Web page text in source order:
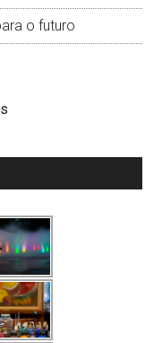
o futuro